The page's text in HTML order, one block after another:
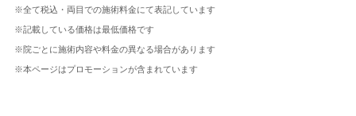
※全て税込・両目での施術料金にて表記しています
※記載している価格は最低価格です
※院ごとに施術内容や料金の異なる場合があります
※本ページはプロモーションが含まれています